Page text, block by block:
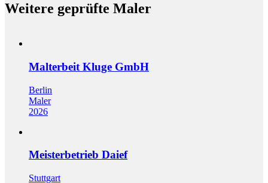
Weitere geprüfte Maler
Malterbeit Kluge GmbH
Berlin
Maler
2026
Meisterbetrieb Daief
Stuttgart